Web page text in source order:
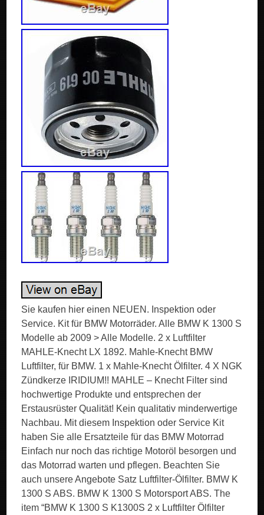
Sie kaufen hier einen NEUEN. Inspektion oder
Service. Kit für BMW Motorräder. Alle BMW K 1300 S
Modelle ab 2009 > Alle Modelle. 2 x Luftfilter
MAHLE-Knecht LX 1892. Mahle-Knecht BMW
Luftfilter, für BMW. 1 x Mahle-Knecht Ölfilter. 4 X NGK
Zündkerze IRIDIUM!! MAHLE – Knecht Filter sind
hochwertige Produkte und entsprechen der
Erstausrüster Qualität! Kein qualitativ minderwertige
Nachbau. Mit diesem Inspektion oder Service Kit
haben Sie alle Ersatzteile für das BMW Motorrad
Einfach nur noch das richtige Motoröl besorgen und
das Motorrad warten und pflegen. Beachten Sie
auch unsere Angebote Satz Luftfilter-Ölfilter. BMW K
1300 S ABS. BMW K 1300 S Motorsport ABS. The
item “BMW K 1300 S K1300S 2 x Luftfilter Ölfilter